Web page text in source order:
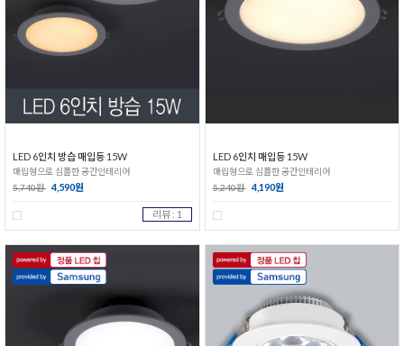
LED 6인치 방습 매입등 15W
매립형으로 심플한 공간인테리어
5,740원 4,590원
리뷰 : 1
LED 6인치 매입등 15W
매립형으로 심플한 공간인테리어
5,240원 4,190원